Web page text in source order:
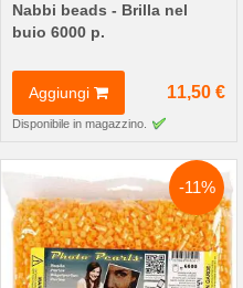
Nabbi beads - Brilla nel
buio 6000 p.
Aggiungi 11,50 €
Disponibile in magazzino.
-11%